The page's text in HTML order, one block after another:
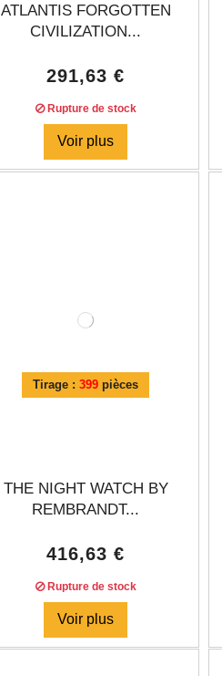
ATLANTIS FORGOTTEN
CIVILIZATION...
291,63 €
Rupture de stock
Voir plus
Tirage :399 pièces
THE NIGHT WATCH BY
REMBRANDT...
416,63 €
Rupture de stock
Voir plus